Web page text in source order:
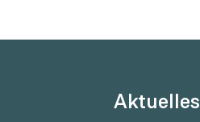
Aktuelles